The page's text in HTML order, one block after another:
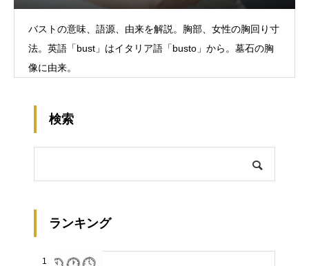
バストの意味、語源、由来を解説。胸部、女性の胸回り寸
法。英語「bust」はイタリア語「busto」から。墓石の胸
像に由来。
検索
ランキング
1